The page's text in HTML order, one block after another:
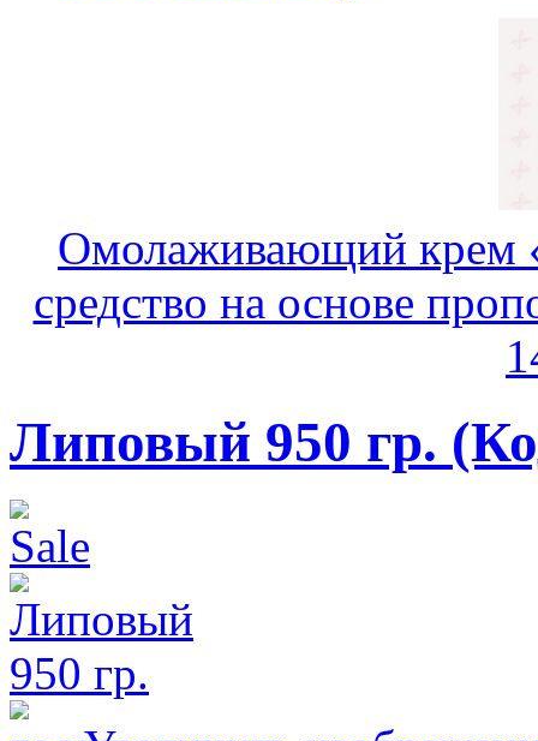
Омолаживающий крем
средство на основе
Липовый 950 гр.